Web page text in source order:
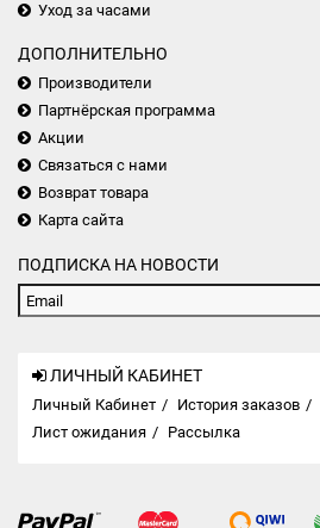
Уход за часами
ДОПОЛНИТЕЛЬНО
Производители
Партнёрская программа
Акции
Связаться с нами
Возврат товара
Карта сайта
ПОДПИСКА НА НОВОСТИ
ЛИЧНЫЙ КАБИНЕТ
Личный Кабинет История заказов
Лист ожидания
Рассылка